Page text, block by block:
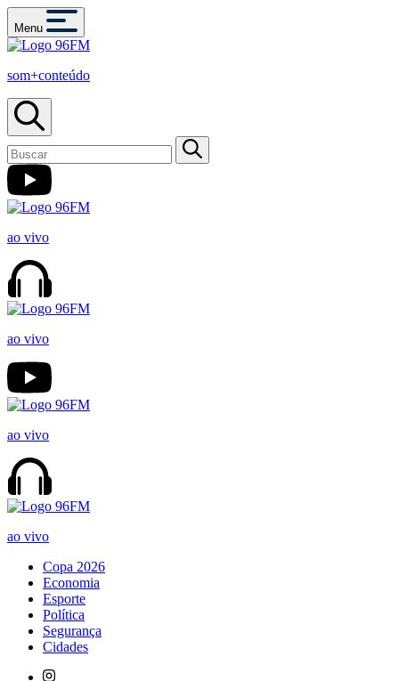
Menu
som+conteúdo
ao vivo
ao vivo
ao vivo
ao vivo
Copa 2026
Economia
Esporte
Política
Segurança
Cidades